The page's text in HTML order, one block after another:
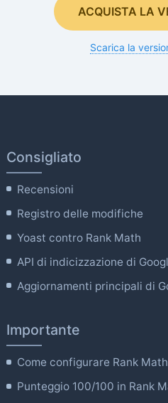
ACQUISTA LA
Scarica la
Consigliato
Recensioni
Registro delle modifiche
Yoast contro Rank Math
API di indicizzazione di
Aggiornamenti principali di
Importante
Come configurare Rank Math
Punteggio 100/100 in Rank